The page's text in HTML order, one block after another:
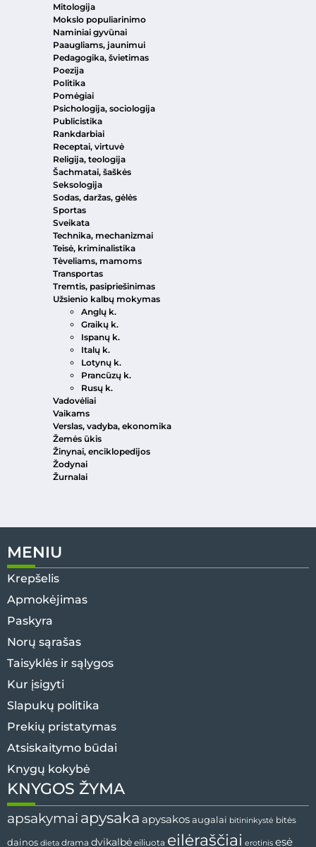
Mitologija
Mokslo populiarinimo
Naminiai gyvūnai
Paaugliams, jaunimui
Pedagogika, švietimas
Poezija
Politika
Pomėgiai
Psichologija, sociologija
Publicistika
Rankdarbiai
Receptai, virtuvė
Religija, teologija
Šachmatai, šaškės
Seksologija
Sodas, daržas, gėlės
Sportas
Sveikata
Technika, mechanizmai
Teisė, kriminalistika
Tėveliams, mamoms
Transportas
Tremtis, pasipriešinimas
Užsienio kalbų mokymas
Anglų k.
Graikų k.
Ispanų k.
Italų k.
Lotynų k.
Prancūzų k.
Rusų k.
Vadovėliai
Vaikams
Verslas, vadyba, ekonomika
Žemės ūkis
Žinynai, enciklopedijos
Žodynai
Žurnalai
MENIU
Krepšelis
Apmokėjimas
Paskyra
Norų sąrašas
Taisyklės ir sąlygos
Kur įsigyti
Slapukų politika
Prekių pristatymas
Atsiskaitymo būdai
Knygų kokybė
KNYGOS ŽYMA
apsakymai apysaka apysakos augalai bitininkystė bitės
dainos dieta drama dvikalbė eiliuota eilėraščiai erotinis esė